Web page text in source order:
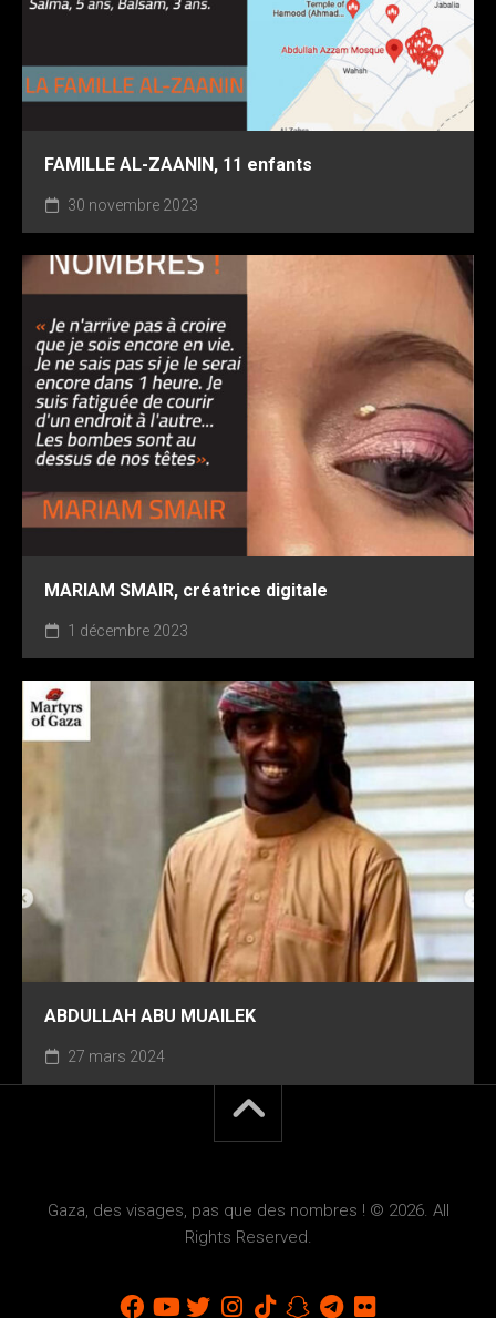
FAMILLE AL-ZAANIN, 11 enfants
30 novembre 2023
MARIAM SMAIR, créatrice digitale
1 décembre 2023
ABDULLAH ABU MUAILEK
27 mars 2024
Gaza, des visages, pas que des nombres ! © 2026. All
Rights Reserved.